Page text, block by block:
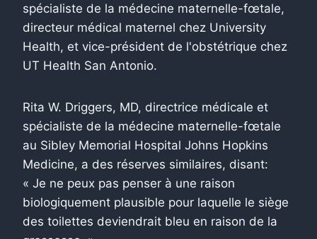
spécialiste de la médecine maternelle-fœtale,
directeur médical maternel chez University
Health, et vice-président de l'obstétrique chez
UT Health San Antonio.
Rita W. Driggers, MD, directrice médicale et
spécialiste de la médecine maternelle-fœtale
au Sibley Memorial Hospital Johns Hopkins
Medicine, a des réserves similaires, disant:
« Je ne peux pas penser à une raison
biologiquement plausible pour laquelle le siège
des toilettes deviendrait bleu en raison de la